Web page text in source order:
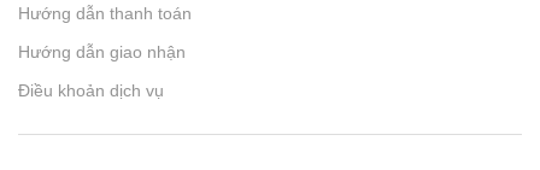
Hướng dẫn thanh toán
Hướng dẫn giao nhận
Điều khoản dịch vụ